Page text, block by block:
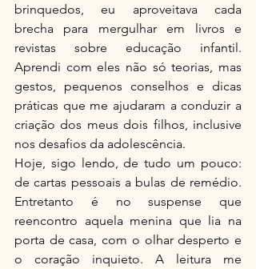
brinquedos, eu aproveitava cada
brecha para mergulhar em livros e
revistas sobre educação infantil.
Aprendi com eles não só teorias, mas
gestos, pequenos conselhos e dicas
práticas que me ajudaram a conduzir a
criação dos meus dois filhos, inclusive
nos desafios da adolescência.
Hoje, sigo lendo, de tudo um pouco:
de cartas pessoais a bulas de remédio.
Entretanto é no suspense que
reencontro aquela menina que lia na
porta de casa, com o olhar desperto e
o coração inquieto. A leitura me